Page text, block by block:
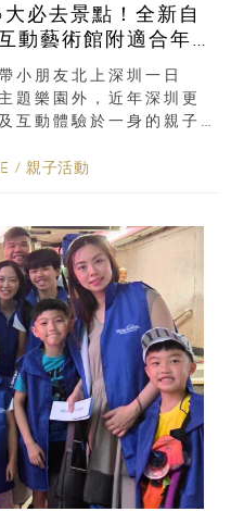
必去景點！全新自
動藝術館附適合年
小朋友北上深圳一日
題樂園外，近年深圳更
互動體驗於一身的親子
/ 親子活動